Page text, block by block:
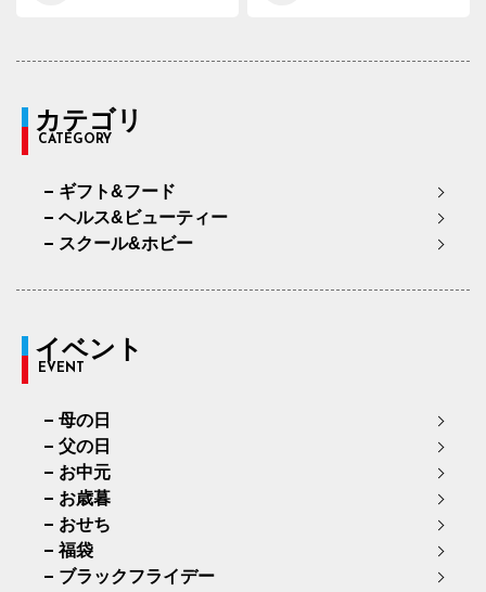
カテゴリ
CATEGORY
ギフト&フード
ヘルス&ビューティー
スクール&ホビー
イベント
EVENT
母の日
父の日
お中元
お歳暮
おせち
福袋
ブラックフライデー